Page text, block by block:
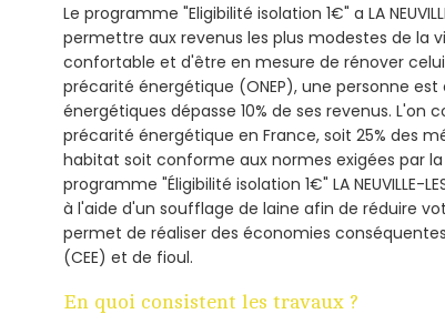
Le programme "Eligibilité isolation 1€" a LA
permettre aux revenus les plus modestes de la
confortable et d'être en mesure de rénover
précarité énergétique (ONEP), une personne
énergétiques dépasse 10% de ses revenus. L'on
précarité énergétique en France, soit 25% des
habitat soit conforme aux normes exigées par
programme "Éligibilité isolation 1€" LA NEUVILLE-
à l'aide d'un soufflage de laine afin de réduire
permet de réaliser des économies
(CEE) et de fioul.
En quoi consistent les travaux ?